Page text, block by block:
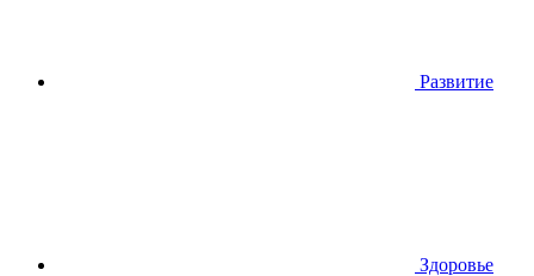
Развитие
Здоровье